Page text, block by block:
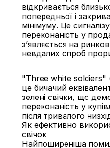
відкривається
попередньої і
мінімуму. Це
переконаність у
з’являється на
невдалих спроб
"Three white soldiers"
це бичачий
зелені свічки, що
переконаність у
після тривалого
Як ефективно
свічок
Найпоширеніша